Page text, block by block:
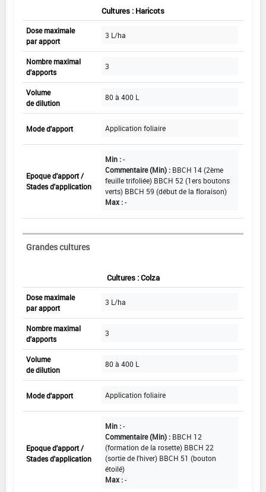
Cultures : Haricots
Dose maximale
par apport
3 L/ha
Nombre maximal
d'apports
3
Volume
de dilution
80 à 400 L
Mode d'apport Application foliaire
Epoque d'apport /
Stades d'application
Min :-
Commentaire (Min) : BBCH 14 (2ème
feuille trifoliée) BBCH 52 (1ers boutons
verts) BBCH 59 (début de la floraison)
Max :-
Grandes cultures
Cultures : Colza
Dose maximale
par apport
3 L/ha
Nombre maximal
d'apports
3
Volume
de dilution
80 à 400 L
Mode d'apport Application foliaire
Epoque d'apport /
Stades d'application
Min :-
Commentaire (Min) : BBCH 12
(formation de la rosette) BBCH 22
(sortie de l'hiver) BBCH 51 (bouton
étoilé)
Max :-